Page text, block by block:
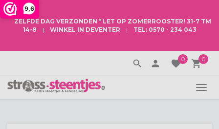
9,6
ZELFDE DAG VERZONDEN * LET OP ZOMERROOSTER! 31-7 TM
14-8
| WINKEL IN DEVENTER | TEL: 0570 - 234 043
local_grocery_store0
favorite0
search person